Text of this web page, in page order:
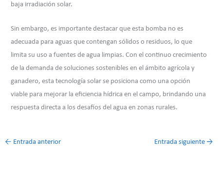
baja irradiación solar.
Sin embargo, es importante destacar que esta bomba no es
adecuada para aguas que contengan sólidos o residuos, lo que
limita su uso a fuentes de agua limpias. Con el continuo crecimiento
de la demanda de soluciones sostenibles en el ámbito agrícola y
ganadero, esta tecnología solar se posiciona como una opción
viable para mejorar la eficiencia hídrica en el campo, brindando una
respuesta directa a los desafíos del agua en zonas rurales.
← Entrada anterior Entrada siguiente →